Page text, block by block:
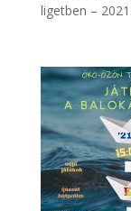
ligetben –